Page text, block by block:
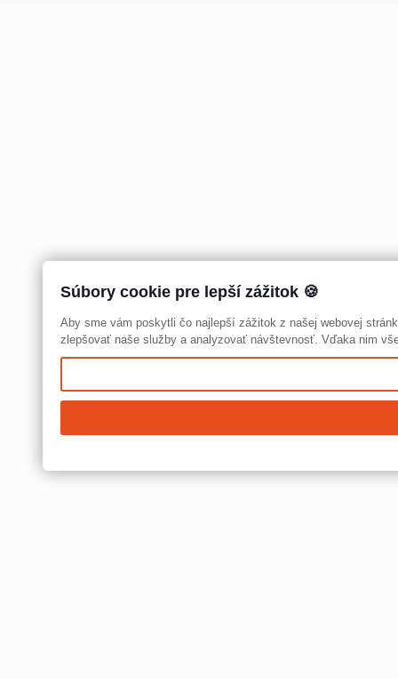
Súbory cookie pre lepší zážitok 🍪
Aby sme vám poskytli čo najlepší zážitok z našej webovej
zlepšovať naše služby a analyzovať návštevnosť. Vďaka nim